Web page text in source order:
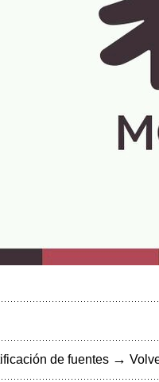
de fuentes →